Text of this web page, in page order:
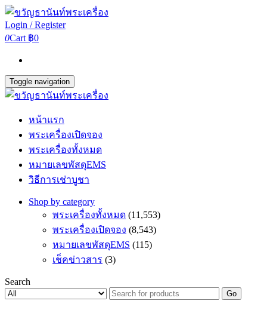
Login / Register
0Cart ฿0
Toggle navigation
หน้าแรก
พระเครื่องเปิดจอง
พระเครื่องทั้งหมด
หมายเลขพัสดุEMS
วิธีการเช่าบูชา
Shop by category
พระเครื่องทั้งหมด (11,553)
พระเครื่องเปิดจอง (8,543)
หมายเลขพัสดุEMS (115)
เช็คข่าวสาร (3)
Search
Go